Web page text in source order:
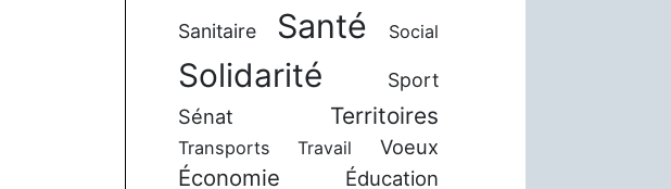
Sanitaire Santé Social
Solidarité Sport
Sénat Territoires
Transports Travail Voeux
Économie Éducation